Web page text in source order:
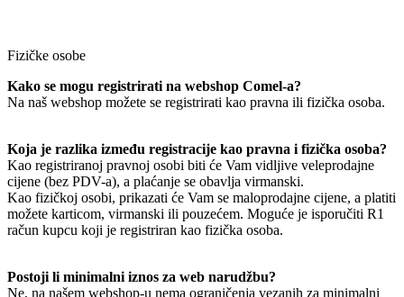
Fizičke osobe
Kako se mogu registrirati na webshop Comel-a?
Na naš webshop možete se registrirati kao pravna ili fizička osoba.
Koja je razlika između registracije kao pravna i fizička osoba?
Kao registriranoj pravnoj osobi biti će Vam vidljive veleprodajne
cijene (bez PDV-a), a plaćanje se obavlja virmanski.
Kao fizičkoj osobi, prikazati će Vam se maloprodajne cijene, a platiti
možete karticom, virmanski ili pouzećem. Moguće je isporučiti R1
račun kupcu koji je registriran kao fizička osoba.
Postoji li minimalni iznos za web narudžbu?
Ne, na našem webshop-u nema ograničenja vezanih za minimalni